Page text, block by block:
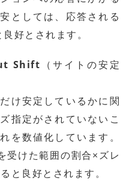
としては、応答される
好とされます。
Shift （サイトの安定
け安定しているかに関
指定がされていないこ
を数値化しています。
受けた範囲の割合×ズレ
と良好とされます。